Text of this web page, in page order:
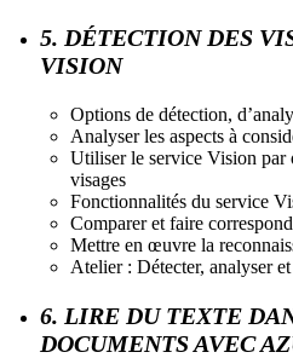
5. DÉTECTION DES
VISION
Options de détection,
Analyser les aspects à
Utiliser le service Vision par
visages
Fonctionnalités du service
Comparer et faire
Mettre en œuvre la
Atelier : Détecter, analyser
6. LIRE DU TEXTE
DOCUMENTS AVEC